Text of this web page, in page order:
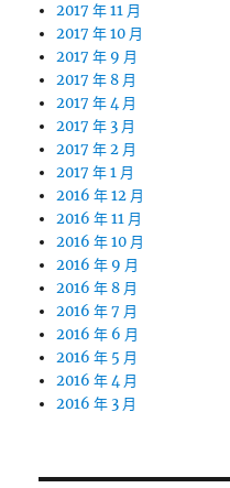
2017 年 11 月
2017 年 10 月
2017 年 9 月
2017 年 8 月
2017 年 4 月
2017 年 3 月
2017 年 2 月
2017 年 1 月
2016 年 12 月
2016 年 11 月
2016 年 10 月
2016 年 9 月
2016 年 8 月
2016 年 7 月
2016 年 6 月
2016 年 5 月
2016 年 4 月
2016 年 3 月